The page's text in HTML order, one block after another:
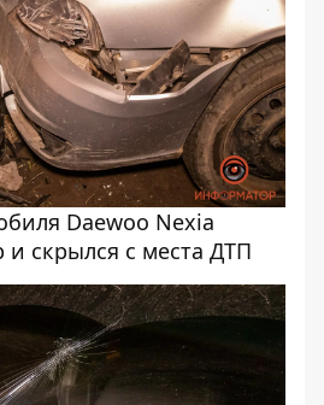
Daewoo Nexia
и скрылся с места ДТП